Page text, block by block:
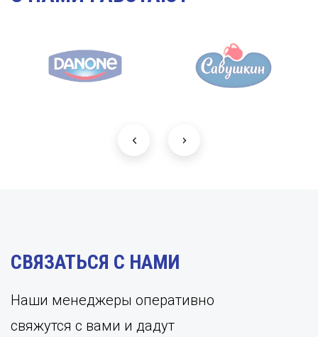
СВЯЗАТЬСЯ С НАМИ
Наши менеджеры оперативно
свяжутся с вами и дадут